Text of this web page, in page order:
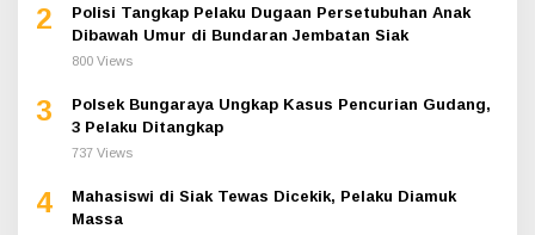
2
Polisi Tangkap Pelaku Dugaan Persetubuhan Anak
Dibawah Umur di Bundaran Jembatan Siak
800 Views
3
Polsek Bungaraya Ungkap Kasus Pencurian Gudang,
3 Pelaku Ditangkap
737 Views
4
Mahasiswi di Siak Tewas Dicekik, Pelaku Diamuk
Massa